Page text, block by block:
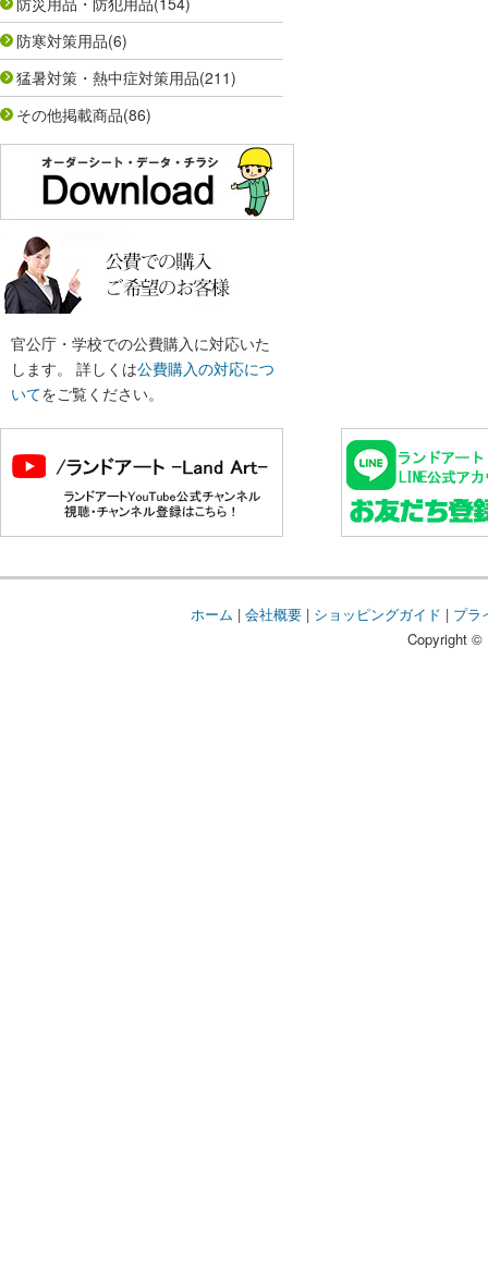
防寒対策用品(6)
猛暑対策・熱中症対策用品(211)
その他掲載商品(86)
官公庁・学校での公費購入に対応いた
します。 詳しくは公費購入の対応につ
いてをご覧ください。
ホーム | 会社概要| ショッピングガイド | プラ
Copyright ©